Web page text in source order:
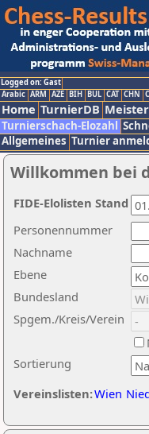
Logged on: Gast
Arabic ARM AZE BIH BUL CAT CHN
Home TurnierDB
Turnierschach-Elozahl
Allgemeines Turnier
Willkommen bei
Nachname
Ebene
Sortierung
Personennummer
Bundesland
Spgem./Kreis/Verein
Vereinslisten:Wien
FIDE-Elolisten Stand